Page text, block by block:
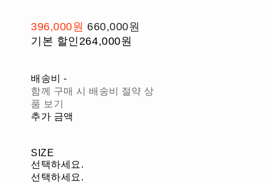
396,000원 660,000원
기본 할인264,000원
배송비-
함께 구매 시 배송비 절약 상
품 보기
추가 금액
SIZE
선택하세요.
선택하세요.